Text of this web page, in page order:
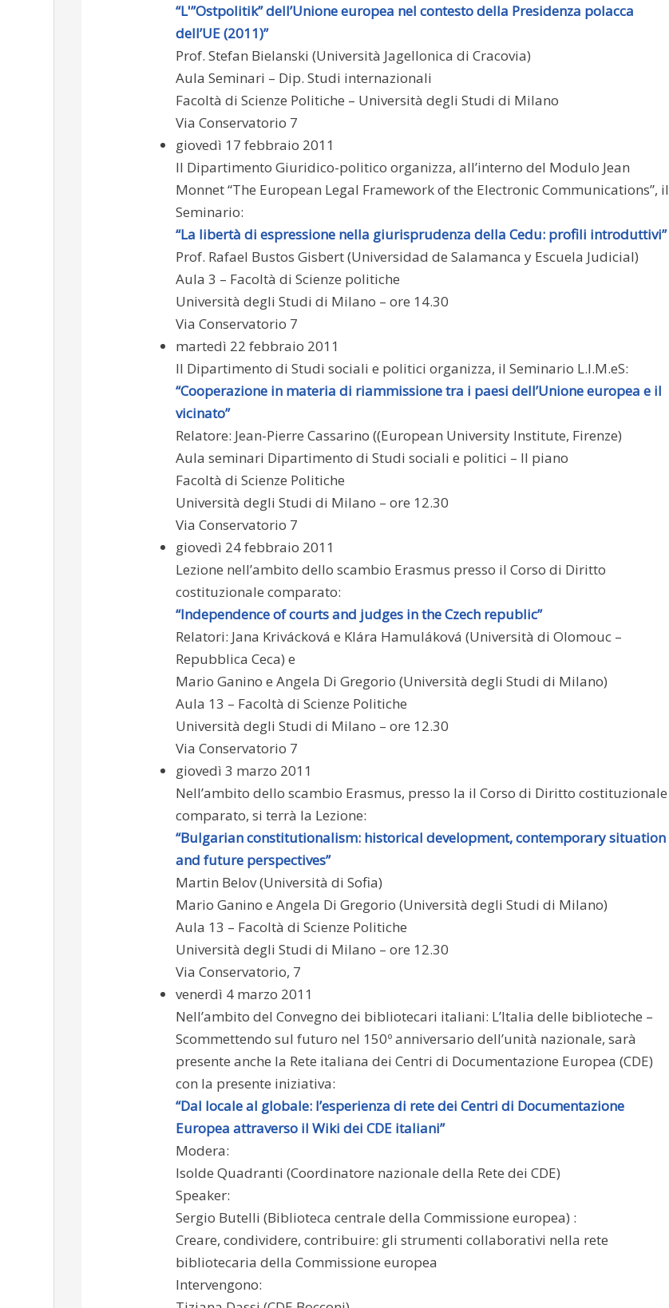
“L'”Ostpolitik” dell’Unione europea nel contesto della Presidenza polacca
dell’UE (2011)”
Prof. Stefan Bielanski (Università Jagellonica di Cracovia)
Aula Seminari – Dip. Studi internazionali
Facoltà di Scienze Politiche – Università degli Studi di Milano
Via Conservatorio 7
giovedì 17 febbraio 2011
Il Dipartimento Giuridico-politico organizza, all’interno del Modulo Jean
Monnet “The European Legal Framework of the Electronic Communications”, il
Seminario:
“La libertà di espressione nella giurisprudenza della Cedu: profili introduttivi”
Prof. Rafael Bustos Gisbert (Universidad de Salamanca y Escuela Judicial)
Aula 3 – Facoltà di Scienze politiche
Università degli Studi di Milano – ore 14.30
Via Conservatorio 7
martedì 22 febbraio 2011
Il Dipartimento di Studi sociali e politici organizza, il Seminario L.I.M.eS:
“Cooperazione in materia di riammissione tra i paesi dell’Unione europea e il
vicinato”
Relatore: Jean-Pierre Cassarino ((European University Institute, Firenze)
Aula seminari Dipartimento di Studi sociali e politici – II piano
Facoltà di Scienze Politiche
Università degli Studi di Milano – ore 12.30
Via Conservatorio 7
giovedì 24 febbraio 2011
Lezione nell’ambito dello scambio Erasmus presso il Corso di Diritto
costituzionale comparato:
“Independence of courts and judges in the Czech republic”
Relatori: Jana Krivácková e Klára Hamuláková (Università di Olomouc –
Repubblica Ceca) e
Mario Ganino e Angela Di Gregorio (Università degli Studi di Milano)
Aula 13 – Facoltà di Scienze Politiche
Università degli Studi di Milano – ore 12.30
Via Conservatorio 7
giovedì 3 marzo 2011
Nell’ambito dello scambio Erasmus, presso la il Corso di Diritto costituzionale
comparato, si terrà la Lezione:
“Bulgarian constitutionalism: historical development, contemporary situation
and future perspectives”
Martin Belov (Università di Sofia)
Mario Ganino e Angela Di Gregorio (Università degli Studi di Milano)
Aula 13 – Facoltà di Scienze Politiche
Università degli Studi di Milano – ore 12.30
Via Conservatorio, 7
venerdì 4 marzo 2011
Nell’ambito del Convegno dei bibliotecari italiani: L’Italia delle biblioteche –
Scommettendo sul futuro nel 150º anniversario dell’unità nazionale, sarà
presente anche la Rete italiana dei Centri di Documentazione Europea (CDE)
con la presente iniziativa:
“Dal locale al globale: l’esperienza di rete dei Centri di Documentazione
Europea attraverso il Wiki dei CDE italiani”
Modera:
Isolde Quadranti (Coordinatore nazionale della Rete dei CDE)
Speaker:
Sergio Butelli (Biblioteca centrale della Commissione europea) :
Creare, condividere, contribuire: gli strumenti collaborativi nella rete
bibliotecaria della Commissione europea
Intervengono: